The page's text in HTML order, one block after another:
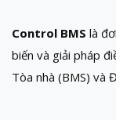
Control BMS là
biến và giải pháp
Tòa nhà (BMS) và